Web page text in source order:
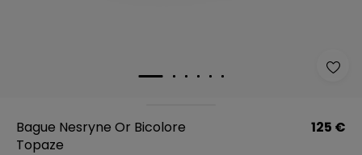
Bague Nesryne Or Bicolore
Topaze
125 €